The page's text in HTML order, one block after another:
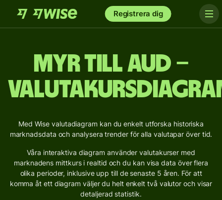
Registrera dig
MYR till AUD –
Med Wise valutadiagram kan du enkelt utforska historiska
marknadsdata och analysera trender för alla valutapar över tid.
Våra interaktiva diagram använder valutakurser med
marknadens mittkurs i realtid och du kan visa data över flera
olika perioder, inklusive upp till de senaste 5 åren. För att
komma åt ett diagram väljer du helt enkelt två valutor och visar
detaljerad statistik.